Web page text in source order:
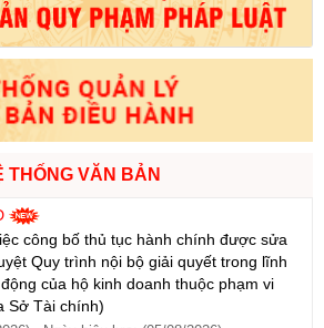
THỐNG VĂN BẢN
công bố thủ tục hành chính được sửa
Quy trình nội bộ giải quyết trong lĩnh
của hộ kinh doanh thuộc phạm vi
Sở Tài chính)